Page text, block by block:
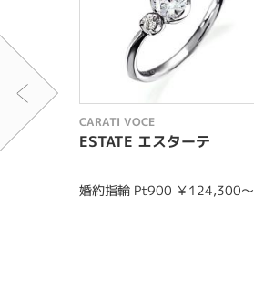
CARATI VOCE
ESTATE エスターテ
婚約指輪 Pt900 ￥124,300〜